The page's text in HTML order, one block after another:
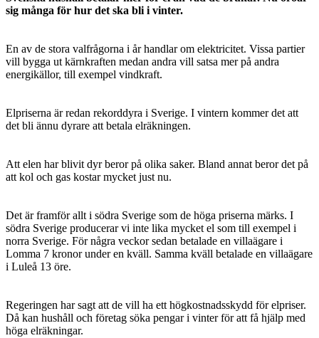
sig många för hur det ska bli i vinter.
En av de stora valfrågorna i år handlar om elektricitet. Vissa partier
vill bygga ut kärnkraften medan andra vill satsa mer på andra
energikällor, till exempel vindkraft.
Elpriserna är redan rekorddyra i Sverige. I vintern kommer det att
det bli ännu dyrare att betala elräkningen.
Att elen har blivit dyr beror på olika saker. Bland annat beror det på
att kol och gas kostar mycket just nu.
Det är framför allt i södra Sverige som de höga priserna märks. I
södra Sverige producerar vi inte lika mycket el som till exempel i
norra Sverige. För några veckor sedan betalade en villaägare i
Lomma 7 kronor under en kväll. Samma kväll betalade en villaägare
i Luleå 13 öre.
Regeringen har sagt att de vill ha ett högkostnadsskydd för elpriser.
Då kan hushåll och företag söka pengar i vinter för att få hjälp med
höga elräkningar.